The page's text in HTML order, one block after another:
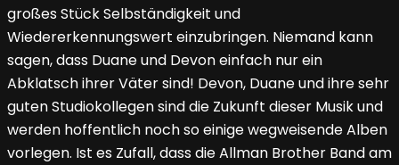
großes Stück Selbständigkeit und
Wiedererkennungswert einzubringen. Niemand kann
sagen, dass Duane und Devon einfach nur ein
Abklatsch ihrer Väter sind! Devon, Duane und ihre sehr
guten Studiokollegen sind die Zukunft dieser Musik und
werden hoffentlich noch so einige wegweisende Alben
vorlegen. Ist es Zufall, dass die Allman Brother Band am